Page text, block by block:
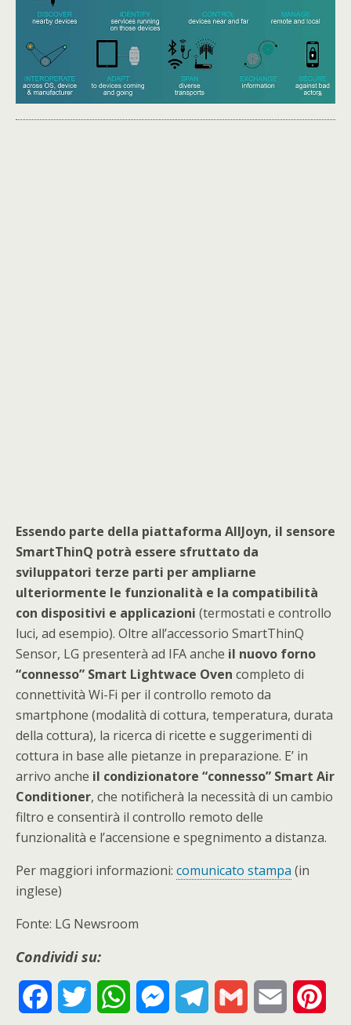
Essendo parte della piattaforma AllJoyn, il sensore
SmartThinQ potrà essere sfruttato da
sviluppatori terze parti per ampliarne
ulteriormente le funzionalità e la compatibilità
con dispositivi e applicazioni (termostati e controllo
luci, ad esempio). Oltre all’accessorio SmartThinQ
Sensor, LG presenterà ad IFA anche il nuovo forno
“connesso” Smart Lightwace Oven completo di
connettività Wi-Fi per il controllo remoto da
smartphone (modalità di cottura, temperatura, durata
della cottura), la ricerca di ricette e suggerimenti di
cottura in base alle pietanze in preparazione. E’ in
arrivo anche il condizionatore “connesso” Smart Air
Conditioner, che notificherà la necessità di un cambio
filtro e consentirà il controllo remoto delle
funzionalità e l’accensione e spegnimento a distanza.
Per maggiori informazioni: comunicato stampa (in
inglese)
Fonte: LG Newsroom
Condividi su:
W
M